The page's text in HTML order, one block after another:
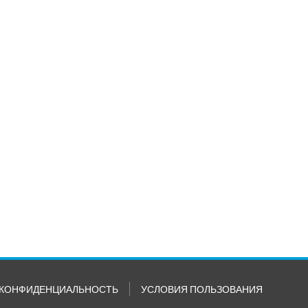
КОНФИДЕНЦИАЛЬНОСТЬ УСЛОВИЯ ПОЛЬЗОВАНИЯ